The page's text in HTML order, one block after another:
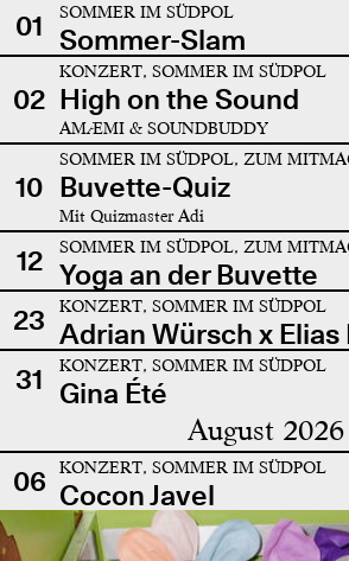
01 SOMMER IM SÜDPOL
Sommer-Slam
02
KONZERT, SOMMER IM SÜDPOL
High on the Sound
AMÆMI & SOUNDBUDDY
10
SOMMER IM SÜDPOL, ZUM
Buvette-Quiz
Mit Quizmaster Adi
12 SOMMER IM SÜDPOL, ZUM
Yoga an der Buvette
23
KONZERT, SOMMER IM SÜDPOL
Adrian Würsch x Elias
31
KONZERT, SOMMER IM SÜDPOL
Gina Été
August 2026
06 KONZERT, SOMMER IM SÜDPOL
Cocon Javel